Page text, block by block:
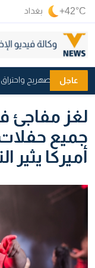
+42°C بغداد
عاجل
انفجار صهريج واحتراق
لغز مفاجئ
جميع
أميركا يثير